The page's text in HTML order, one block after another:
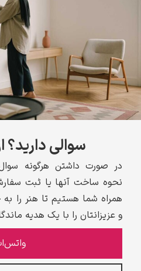
سوالی دارید؟
در صورت داشتن هرگونه
نحوه ساخت آنها یا ثبت
همراه شما هستیم تا هنر را به
و عزیزانتان را با یک هدیه